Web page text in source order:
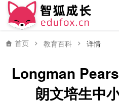
首页 教育百科 详情
Longman
朗文培生中